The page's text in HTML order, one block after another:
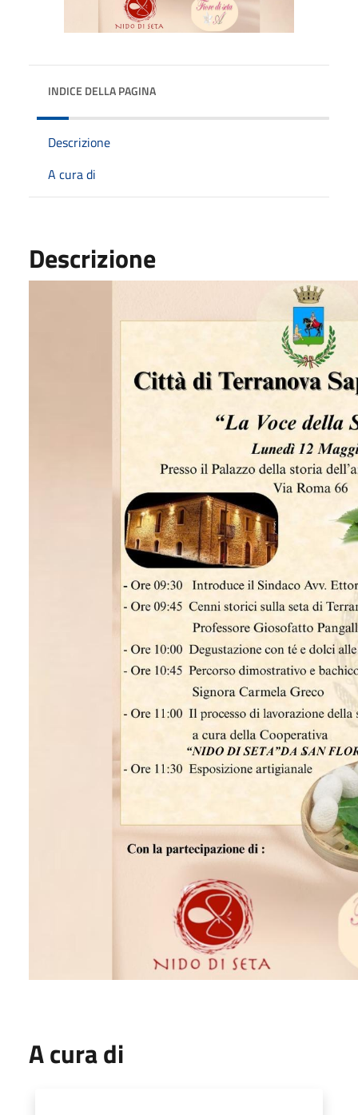
INDICE DELLA PAGINA
Descrizione
A cura di
Descrizione
A cura di